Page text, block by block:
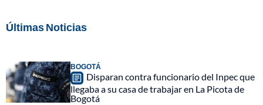
Últimas Noticias
BOGOTÁ
Disparan contra funcionario del Inpec que
llegaba a su casa de trabajar en La Picota de
Bogotá